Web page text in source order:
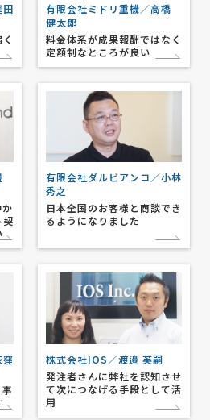
田
有限会社ミドリ重機／高橋
健太郎
料金体系が成果報酬ではなく
定額制なところが良い
契
有限会社ダルビアンコ／小林
秀之
日本全国のお客様と商談でき
るようになりました
窪
株式会社IOS／渡邉 英嗣
発注者さんに弊社を認知させ
て次につなげる手段として活
用